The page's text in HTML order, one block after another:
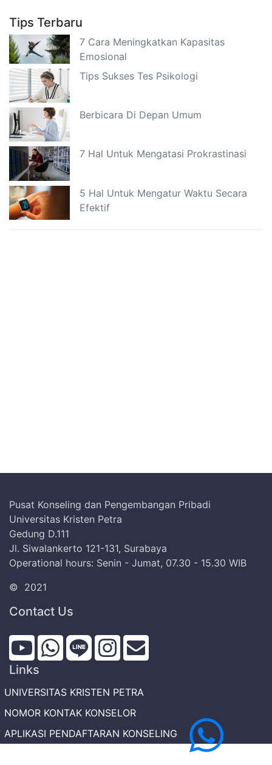
Tips Terbaru
7 Cara Meningkatkan Kapasitas
Emosional
Tips Sukses Tes Psikologi
Berbicara Di Depan Umum
7 Hal Untuk Mengatasi Prokrastinasi
5 Hal Untuk Mengatur Waktu Secara
Efektif
Pusat Konseling dan Pengembangan Pribadi
Universitas Kristen Petra
Gedung D.111
Jl. Siwalankerto 121-131, Surabaya
Operational hours: Senin - Jumat, 07.30 - 15.30 WIB
© 2021
Contact Us
Links
UNIVERSITAS KRISTEN PETRA
NOMOR KONTAK KONSELOR
APLIKASI PENDAFTARAN KONSELING